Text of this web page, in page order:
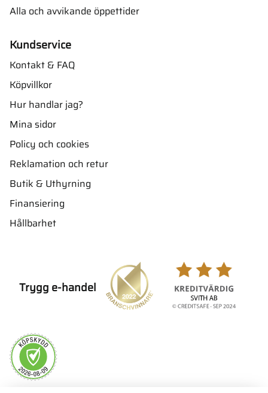
Alla och avvikande öppettider
Kundservice
Kontakt & FAQ
Köpvillkor
Hur handlar jag?
Mina sidor
Policy och cookies
Reklamation och retur
Butik & Uthyrning
Finansiering
Hållbarhet
Trygg e-handel